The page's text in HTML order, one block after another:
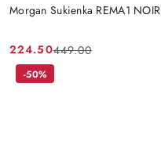
Morgan Sukienka REMA1 NOIR
Cena
promocyjna:
224.50
Cena
przed
449.00
-50%